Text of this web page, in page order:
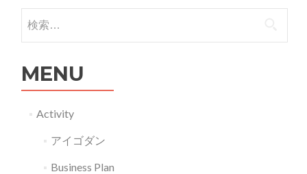
い
け
現
状
能
性
検索:
MENU
Activity
アイゴダン
Business Plan